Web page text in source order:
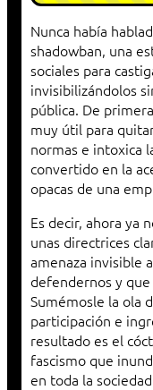
Nunca había
shadowban, una
sociales para
invisibilizándolos
pública. De
muy útil para
normas e intoxica
convertido en la
opacas de una
Es decir, ahora ya
unas directrices
amenaza invisible
defendernos y
Sumémosle la ola
participación e
resultado es el
fascismo que
en toda la